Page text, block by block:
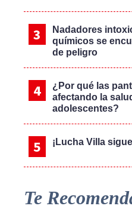
Nadadores
químicos se
de peligro
¿Por qué las
afectando la
adolescentes?
¡Lucha Villa
Te